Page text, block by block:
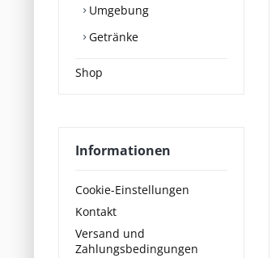
Umgebung
Getränke
Shop
Informationen
Cookie-Einstellungen
Kontakt
Versand und
Zahlungsbedingungen